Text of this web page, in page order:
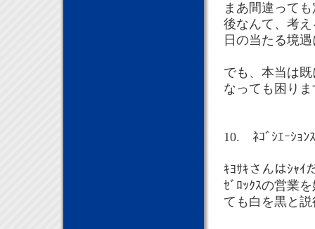
まあ間違って
後なんて、考
日の当たる境
でも、本当は
なっても困り
10. ﾈｺﾞｼｴｰｼｮﾝ
ｷﾖｻｷさんはｼｬｲ
ｾﾞﾛｯｸｽの営業
ても白を黒と